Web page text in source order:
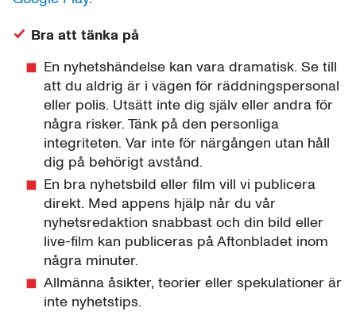
Bra att tänka på
En nyhetshändelse kan vara dramatisk. Se till
att du aldrig är i vägen för räddningspersonal
eller polis. Utsätt inte dig själv eller andra för
några risker. Tänk på den personliga
integriteten. Var inte för närgången utan håll
dig på behörigt avstånd.
En bra nyhetsbild eller film vill vi publicera
direkt. Med appens hjälp når du vår
nyhetsredaktion snabbast och din bild eller
live-film kan publiceras på Aftonbladet inom
några minuter.
Allmänna åsikter, teorier eller spekulationer är
inte nyhetstips.